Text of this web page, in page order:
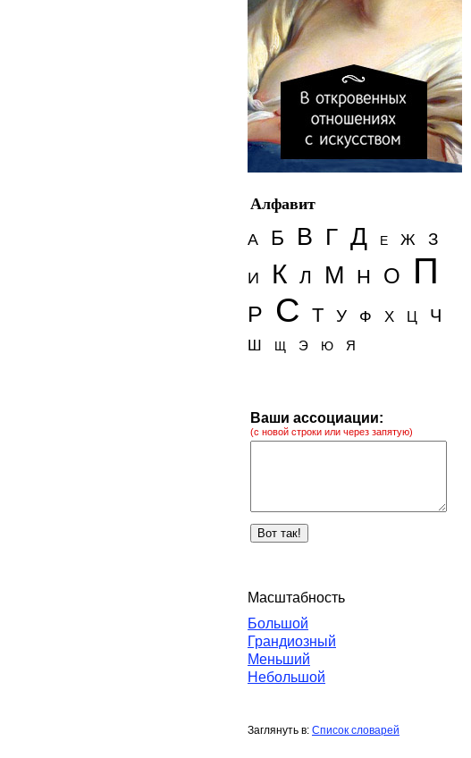
Алфавит
А
Б В Г Д Е Ж З
И К Л М Н О П
Р С Т У Ф Х Ц Ч
Ш Щ Э Ю Я
Ваши ассоциации:
(с новой строки или через запятую)
Масштабность
Большой
Грандиозный
Меньший
Небольшой
Заглянуть в: Список словарей